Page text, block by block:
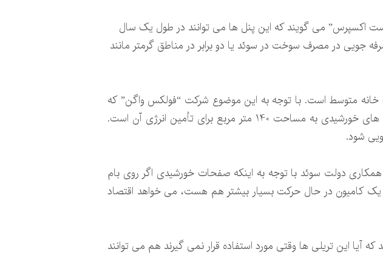
اکسپرس” می گویند که این پنل ها می توانند در طول یک سال
ساعت برق تولید کنند که این میزان برق برای 5 تا 10 درصد صرفه جویی در مصرف سوخت در سوئد یا دو برابر در مناطق گرمتر مانند
خانه متوسط است. با توجه به این موضوع شرکت “فولکس واگن” که
صاحب شرکت سازنده کامیون “اسکانیا” است، در حال آزمایش یک تریلی با سلول های خورشیدی به مساحت 140 متر مربع برای تأمین انرژی آن است.
شود.
همکاری دولت سوئد با توجه به اینکه صفحات خورشیدی اگر روی بام
بدون شک این هزینه در یک کامیون در حال حرکت بسیار بیشتر هم هست، می خواهد اقتصاد
آیا این تریلی ها وقتی مورد استفاده قرار نمی گیرند هم می توانند